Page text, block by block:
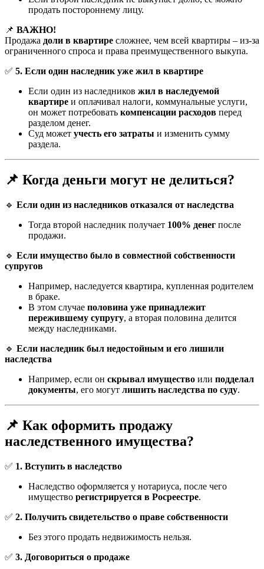
продать постороннему лицу.
📌 ВАЖНО!
Продажа доли в квартире сложнее, чем всей квартиры – из-за
ограниченного спроса и права преимущественного выкупа.
✅ 5. Если один наследник уже жил в квартире
Если один из наследников жил в наследуемой
квартире и оплачивал налоги, коммунальные услуги,
он может потребовать компенсации расходов перед
разделом денег.
Суд может учесть его затраты и изменить сумму
раздела.
📌 Когда деньги могут не делиться?
🔹 Если один из наследников отказался от наследства
Тогда второй наследник получает 100% денег после
продажи.
🔹 Если имущество было в совместной собственности
супругов
Например, наследуется квартира, купленная родителем
в браке.
В этом случае половина уже принадлежит
пережившему супругу, а вторая половина делится
между наследниками.
🔹 Если наследник был недостойным и его лишили
наследства
Например, если он скрывал имущество или подделал
документы, его могут лишить наследства по суду.
📌 Как оформить продажу
наследственного имущества?
✅ 1. Вступить в наследство
Наследство оформляется у нотариуса, после чего
имущество регистрируется в Росреестре.
✅ 2. Получить свидетельство о праве собственности
Без этого продать недвижимость нельзя.
✅ 3. Договориться о продаже